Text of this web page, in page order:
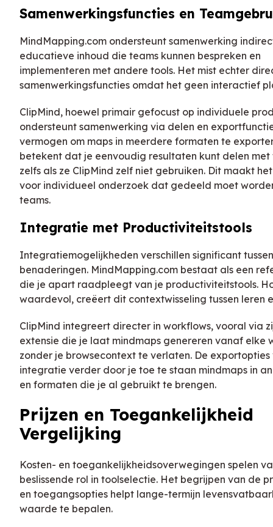
Samenwerkingsfuncties en
MindMapping.com ondersteunt samenwerking
educatieve inhoud die teams kunnen bespreken en
implementeren met andere tools. Het mist echter
samenwerkingsfuncties omdat het geen interactief
ClipMind, hoewel primair gefocust op individuele
ondersteunt samenwerking via delen en
vermogen om maps in meerdere formaten te
betekent dat je eenvoudig resultaten kunt delen
zelfs als ze ClipMind zelf niet gebruiken. Dit maakt
voor individueel onderzoek dat gedeeld moet
teams.
Integratie met Productiviteitstools
Integratiemogelijkheden verschillen significant
benaderingen. MindMapping.com bestaat als een
die je apart raadpleegt van je productiviteitstools.
waardevol, creëert dit contextwisseling tussen leren
ClipMind integreert directer in workflows, vooral via
extensie die je laat mindmaps genereren vanaf elke
zonder je browsecontext te verlaten. De
integratie verder door je toe te staan mindmaps in
en formaten die je al gebruikt te brengen.
Prijzen en Toegankelijkheid
Vergelijking
Kosten- en toegankelijkheidsoverwegingen spelen
beslissende rol in toolselectie. Het begrijpen van de
en toegangsopties helpt lange-termijn
waarde te bepalen.